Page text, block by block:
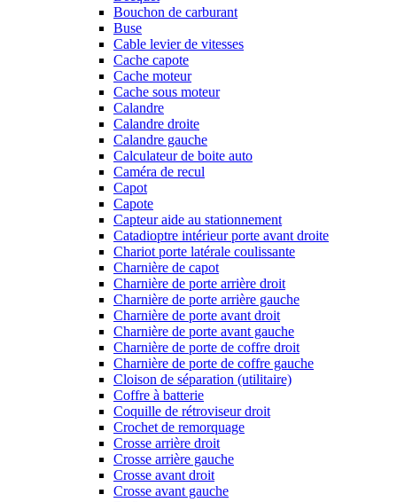
Bouchon de carburant
Buse
Cable levier de vitesses
Cache capote
Cache moteur
Cache sous moteur
Calandre
Calandre droite
Calandre gauche
Calculateur de boite auto
Caméra de recul
Capot
Capote
Capteur aide au stationnement
Catadioptre intérieur porte avant droite
Chariot porte latérale coulissante
Charnière de capot
Charnière de porte arrière droit
Charnière de porte arrière gauche
Charnière de porte avant droit
Charnière de porte avant gauche
Charnière de porte de coffre droit
Charnière de porte de coffre gauche
Cloison de séparation (utilitaire)
Coffre à batterie
Coquille de rétroviseur droit
Crochet de remorquage
Crosse arrière droit
Crosse arrière gauche
Crosse avant droit
Crosse avant gauche